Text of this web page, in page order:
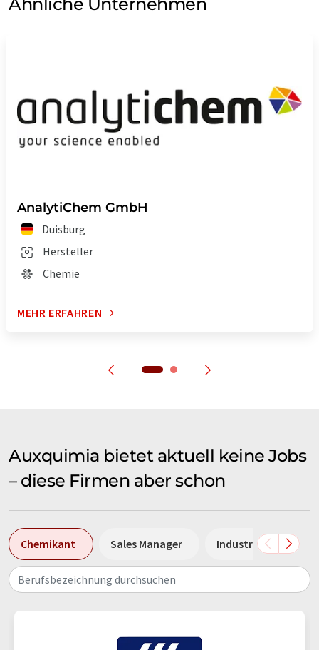
AnalytiChem GmbH
Duisburg
Hersteller
Chemie
MEHR ERFAHREN
Auxquimia bietet aktuell keine Jobs
– diese Firmen aber schon
Chemikant Sales Manager
Berufsbezeichnung durchsuchen